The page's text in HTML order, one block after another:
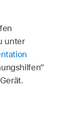
unter